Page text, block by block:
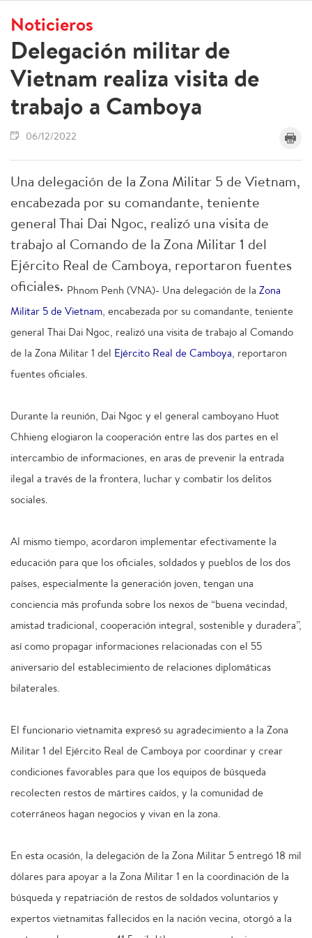
Noticieros
Delegación militar de
Vietnam realiza visita de
trabajo a Camboya
06/12/2022
Una delegación de la Zona Militar 5 de Vietnam,
encabezada por su comandante, teniente
general Thai Dai Ngoc, realizó una visita de
trabajo al Comando de la Zona Militar 1 del
Ejército Real de Camboya, reportaron fuentes
oficiales. Phnom Penh (VNA)- Una delegación de la Zona
Militar 5 de Vietnam, encabezada por su comandante, teniente
general Thai Dai Ngoc, realizó una visita de trabajo al Comando
de la Zona Militar 1 del Ejército Real de Camboya, reportaron
fuentes oficiales.
Durante la reunión, Dai Ngoc y el general camboyano Huot
Chhieng elogiaron la cooperación entre las dos partes en el
intercambio de informaciones, en aras de prevenir la entrada
ilegal a través de la frontera, luchar y combatir los delitos
sociales.
Al mismo tiempo, acordaron implementar efectivamente la
educación para que los oficiales, soldados y pueblos de los dos
países, especialmente la generación joven, tengan una
conciencia más profunda sobre los nexos de “buena vecindad,
amistad tradicional, cooperación integral, sostenible y duradera”,
así como propagar informaciones relacionadas con el 55
aniversario del establecimiento de relaciones diplomáticas
bilaterales.
El funcionario vietnamita expresó su agradecimiento a la Zona
Militar 1 del Ejército Real de Camboya por coordinar y crear
condiciones favorables para que los equipos de búsqueda
recolecten restos de mártires caídos, y la comunidad de
coterráneos hagan negocios y vivan en la zona.
En esta ocasión, la delegación de la Zona Militar 5 entregó 18 mil
dólares para apoyar a la Zona Militar 1 en la coordinación de la
búsqueda y repatriación de restos de soldados voluntarios y
expertos vietnamitas fallecidos en la nación vecina, otorgó a la